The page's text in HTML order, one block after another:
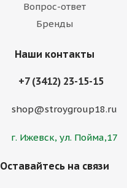
Вопрос-ответ
Бренды
Наши контакты
+7 (3412) 23-15-15
shop@stroygroup18.ru
г. Ижевск, ул. Пойма,17
Оставайтесь на связи